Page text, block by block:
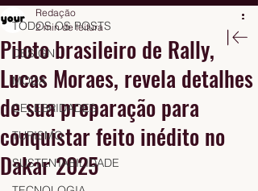
TODOS OS POSTS
DESIGN
MODA
CELEBRIDADES
TURISMO
SUSTENTABILIDADE
Piloto brasileiro de Rally,
Lucas Moraes, revela detalhes
de sua preparação para
conquistar feito inédito no
Dakar 2025
Redação
2 min de leitura